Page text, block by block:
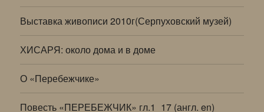
Выставка живописи 2010г(Серпуховский музей)
ХИСАРЯ: около дома и в доме
О «Перебежчике»
Повесть «ПЕРЕБЕЖЧИК» гл.1_17 (англ. en)